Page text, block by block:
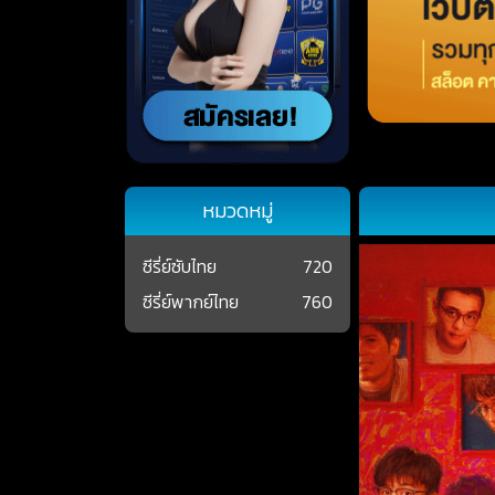
หมวดหมู่
ซีรี่ย์ซับไทย
720
ซีรี่ย์พากย์ไทย
760